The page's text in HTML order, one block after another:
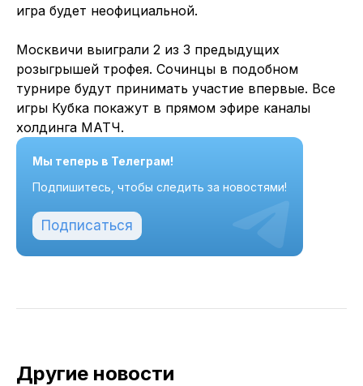
игра будет неофициальной.
Москвичи выиграли 2 из 3 предыдущих
розыгрышей трофея. Сочинцы в подобном
турнире будут принимать участие впервые. Все
игры Кубка покажут в прямом эфире каналы
холдинга МАТЧ.
Мы теперь в Телеграм!
Подпишитесь, чтобы следить за новостями!
Подписаться
Другие новости